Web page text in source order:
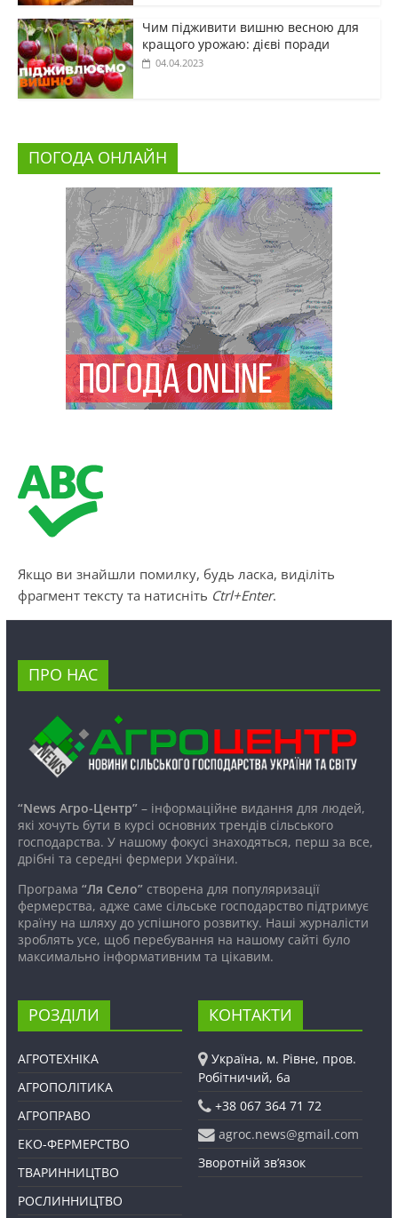
Чим підживити вишню весною для
кращого урожаю: дієві поради
04.04.2023
ПОГОДА ОНЛАЙН
Якщо ви знайшли помилку, будь ласка, виділіть
фрагмент тексту та натисніть Ctrl+Enter.
ПРО НАС
“News Агро-Центр”– інформаційне видання для людей,
які хочуть бути в курсі основних трендів сільського
господарства. У нашому фокусі знаходяться, перш за все,
дрібні та середні фермери України.
Програма “Ля Село”створена для популяризації
фермерства, адже саме сільське господарство підтримує
країну на шляху до успішного розвитку. Наші журналісти
зроблять усе, щоб перебування на нашому сайті було
максимально інформативним та цікавим.
РОЗДІЛИ
АГРОТЕХНІКА
АГРОПОЛІТИКА
АГРОПРАВО
ЕКО-ФЕРМЕРСТВО
ТВАРИННИЦТВО
РОСЛИННИЦТВО
КОНТАКТИ
Україна, м. Рівне, пров.
Робітничий, 6а
+38 067 364 71 72
agroc.news@gmail.com
Зворотній зв’язок